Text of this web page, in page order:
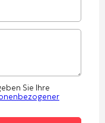
Sie Ihre